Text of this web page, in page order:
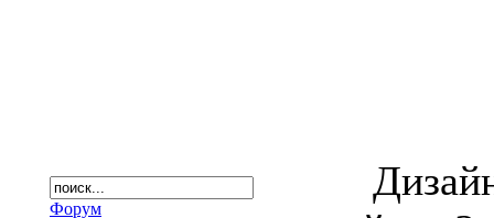
Форум